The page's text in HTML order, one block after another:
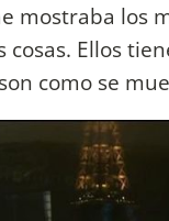
mostraba los
Ellos
como se